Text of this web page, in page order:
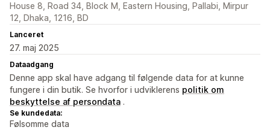
House 8, Road 34, Block M, Eastern Housing, Pallabi, Mirpur
12, Dhaka, 1216, BD
Lanceret
27. maj 2025
Dataadgang
Denne app skal have adgang til følgende data for at kunne
fungere i din butik. Se hvorfor i udviklerens politik om
beskyttelse af persondata .
Se kundedata:
Følsomme data